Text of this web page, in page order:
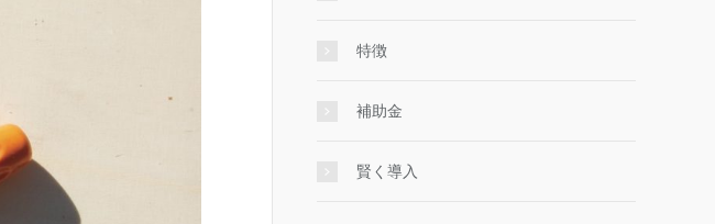
特徴
補助金
賢く導入